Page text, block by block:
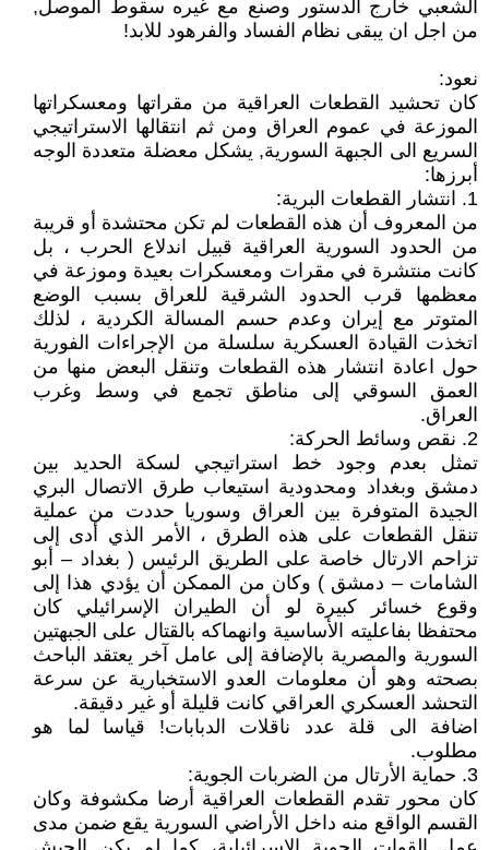
الشعبي خارج الدستور وصنع مع غيره سقوط الموصل,
من اجل ان يبقى نظام الفساد والفرهود للابد!
نعود:
كان تحشيد القطعات العراقية من مقراتها ومعسكراتها
الموزعة في عموم العراق ومن ثم انتقالها الاستراتيجي
السريع الى الجبهة السورية, يشكل معضلة متعددة الوجه
أبرزها:
1. انتشار القطعات البرية:
من المعروف أن هذه القطعات لم تكن محتشدة أو قريبة
من الحدود السورية العراقية قبيل اندلاع الحرب ، بل
كانت منتشرة في مقرات ومعسكرات بعيدة وموزعة في
معظمها قرب الحدود الشرقية للعراق بسبب الوضع
المتوتر مع إيران وعدم حسم المسالة الكردية ، لذلك
اتخذت القيادة العسكرية سلسلة من الإجراءات الفورية
حول اعادة انتشار هذه القطعات وتنقل البعض منها من
العمق السوقي إلى مناطق تجمع في وسط وغرب
العراق.
2. نقص وسائط الحركة:
تمثل بعدم وجود خط استراتيجي لسكة الحديد بين
دمشق وبغداد ومحدودية استيعاب طرق الاتصال البري
الجيدة المتوفرة بين العراق وسوريا حددت من عملية
تنقل القطعات على هذه الطرق ، الأمر الذي أدى إلى
تزاحم الارتال خاصة على الطريق الرئيس ( بغداد – أبو
الشامات – دمشق ) وكان من الممكن أن يؤدي هذا إلى
وقوع خسائر كبيرة لو أن الطيران الإسرائيلي كان
محتفظا بفاعليته الأساسية وانهماكه بالقتال على الجبهتين
السورية والمصرية بالإضافة إلى عامل آخر يعتقد الباحث
بصحته وهو أن معلومات العدو الاستخبارية عن سرعة
التحشد العسكري العراقي كانت قليلة أو غير دقيقة.
اضافة الى قلة عدد ناقلات الدبابات! قياسا لما هو
مطلوب.
3. حماية الأرتال من الضربات الجوية:
كان محور تقدم القطعات العراقية أرضا مكشوفة وكان
القسم الواقع منه داخل الأراضي السورية يقع ضمن مدى